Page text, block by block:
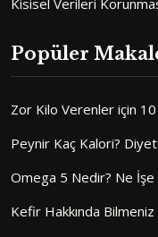
Popüler
Zor Kilo Verenler için
Peynir Kaç Kalori?
Omega 5 Nedir? Ne İşe
Kefir Hakkında